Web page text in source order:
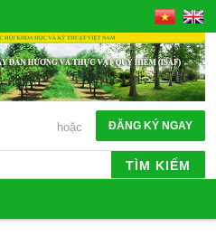
ĐĂNG KÝ NGAY
hoặc
TÌM KIẾM